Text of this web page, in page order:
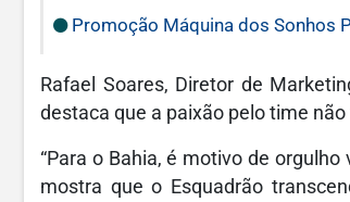
Promoção Máquina dos Sonhos
Rafael Soares, Diretor de
destaca que a paixão pelo time
“Para o Bahia, é motivo de
mostra que o Esquadrão